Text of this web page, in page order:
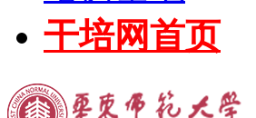
干培网首页